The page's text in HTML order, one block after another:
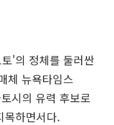
'의 정체를 둘러싼
체 뉴욕타임스
시의 유력 후보로
목하면서다.